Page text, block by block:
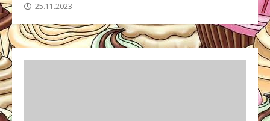
25.11.2023